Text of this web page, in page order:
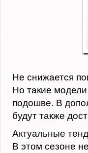
Не снижается
Но такие
подошве. В
будут также
Актуальные
В этом сезоне